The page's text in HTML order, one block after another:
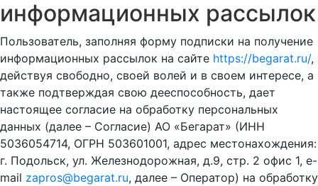
информационных рассылок
Пользователь, заполняя форму подписки на получение
информационных рассылок на сайте https://begarat.ru/,
действуя свободно, своей волей и в своем интересе, а
также подтверждая свою дееспособность, дает
настоящее согласие на обработку персональных
данных (далее – Согласие) АО «Бегарат» (ИНН
5036054714, ОГРН 503601001, адрес местонахождения:
г. Подольск, ул. Железнодорожная, д.9, стр. 2 офис 1, e-
mail zapros@begarat.ru, далее – Оператор) на обработку